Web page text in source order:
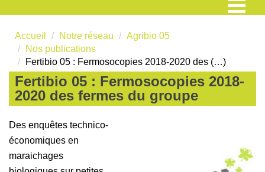
Accueil Notre réseau
Agribio 05
Nos publications
Fertibio 05 : Fermosocopies 2018-2020 des (…)
Fertibio 05 : Fermosocopies 2018-
2020 des fermes du groupe
Des enquêtes technico-
économiques en
maraichages